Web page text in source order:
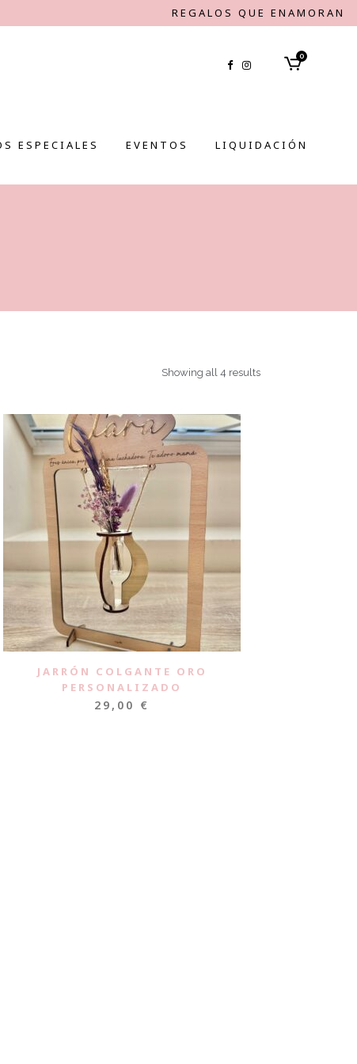
REGALOS QUE ENAMORAN
0
ESPECIALES EVENTOS LIQUIDACIÓN
Showing all 4 results
JARRÓN COLGANTE ORO
PERSONALIZADO
29,00 €